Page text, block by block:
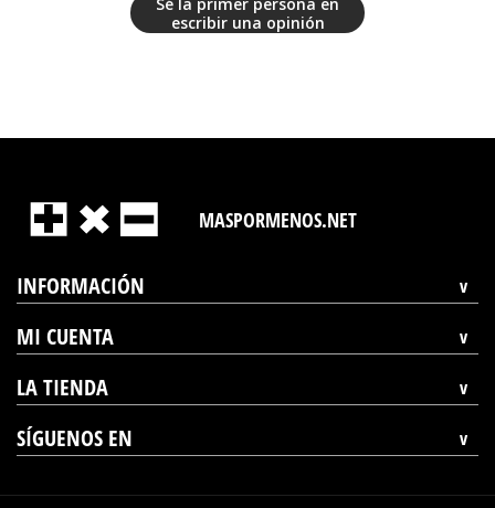
escribir una opinión
MASPORMENOS.NET
INFORMACIÓN
MI CUENTA
LA TIENDA
SÍGUENOS EN